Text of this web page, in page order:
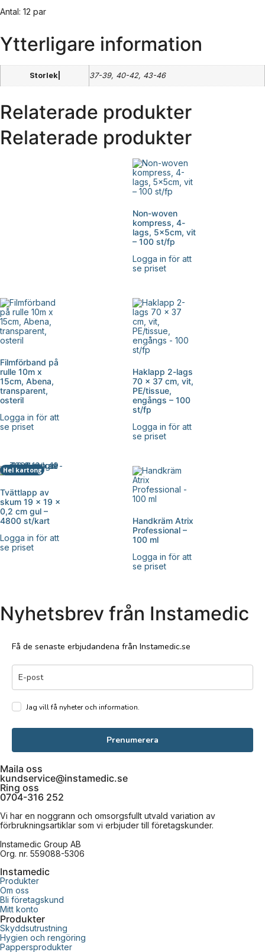
Antal: 12 par
Ytterligare information
Storlek| 37-39, 40-42, 43-46
Relaterade produkter
Relaterade produkter
Non-woven
kompress, 4-
lags, 5x5cm, vit
– 100 st/fp
Logga in för att
se priset
Filmförband på
rulle 10m x
15cm, Abena,
transparent,
osteril
Logga in för att
se priset
Haklapp 2-lags
70 x 37 cm, vit,
PE/tissue,
engångs – 100
st/fp
Logga in för att
se priset
Hel kartong
Tvättlapp av
skum 19 x 19 x
0,2 cm gul –
4800 st/kart
Logga in för att
se priset
Handkräm Atrix
Professional –
100 ml
Logga in för att
se priset
Nyhetsbrev från Instamedic
Få de senaste erbjudandena från Instamedic.se
Jag vill få nyheter och information.
Prenumerera
Maila oss
kundservice@instamedic.se
Ring oss
0704-316 252
Vi har en noggrann och omsorgsfullt utvald variation av
förbrukningsartiklar som vi erbjuder till företagskunder.
Instamedic Group AB
Org. nr. 559088-5306
Instamedic
Produkter
Om oss
Bli företagskund
Mitt konto
Produkter
Skyddsutrustning
Hygien och rengöring
Pappersprodukter